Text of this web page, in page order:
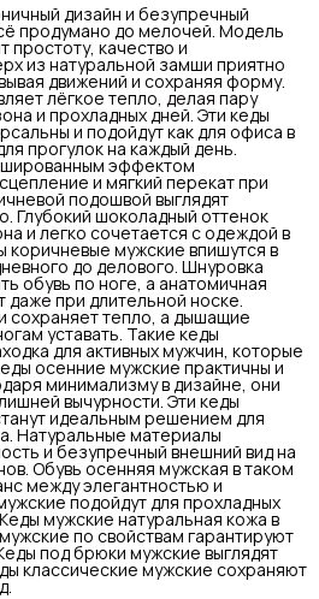
дизайн и безупречный
продумано до мелочей. Модель
простоту, качество и
из натуральной замши приятно
движений и сохраняя форму.
лёгкое тепло, делая пару
и прохладных дней. Эти кеды
и подойдут как для офиса в
прогулок на каждый день.
эффектом
и мягкий перекат при
подошвой выглядят
Глубокий шоколадный оттенок
и легко сочетается с одеждой в
коричневые мужские впишутся в
до делового. Шнуровка
обувь по ноге, а анатомичная
при длительной носке.
сохраняет тепло, а дышащие
уставать. Такие кеды
для активных мужчин, которые
осенние мужские практичны и
минимализму в дизайне, они
вычурности. Эти кеды
идеальным решением для
Натуральные материалы
и безупречный внешний вид на
Обувь осенняя мужская в таком
между элегантностью и
подойдут для прохладных
мужские натуральная кожа в
по свойствам гарантируют
под брюки мужские выглядят
классические мужские сохраняют